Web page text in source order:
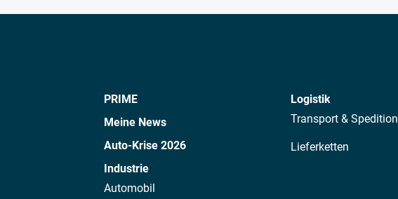
PRIME
Meine News
Auto-Krise 2026
Industrie
Automobil
Logistik
Transport & Spedition
Lieferketten